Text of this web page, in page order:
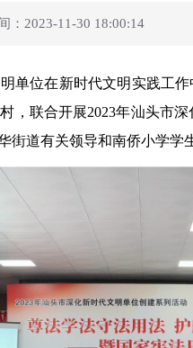
：2023-11-30 18:00:14
单位在新时代文明实践工
，联合开展2023年汕头市
道有关领导和南侨小学学